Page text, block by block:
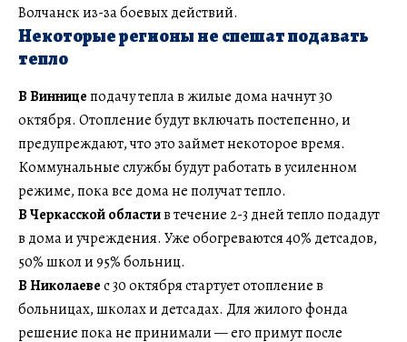
Волчанск из-за боевых действий.
Некоторые регионы не спешат подавать
тепло
В Винницеподачу тепла в жилые дома начнут 30
октября. Отопление будут включать постепенно, и
предупреждают, что это займет некоторое время.
Коммунальные службы будут работать в усиленном
режиме, пока все дома не получат тепло.
В Черкасской областив течение 2-3 дней тепло подадут
в дома и учреждения. Уже обогреваются 40% детсадов,
50% школ и 95% больниц.
В Николаевес 30 октября стартует отопление в
больницах, школах и детсадах. Для жилого фонда
решение пока не принимали — его примут после